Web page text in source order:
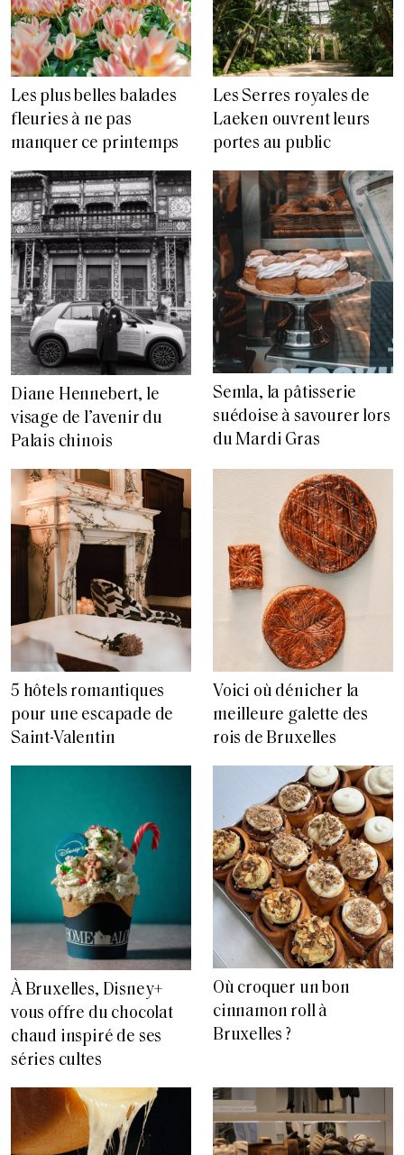
Les plus belles balades
fleuries à ne pas
manquer ce printemps
Les Serres royales de
Laeken ouvrent leurs
portes au public
Diane Hennebert, le
visage de l’avenir du
Palais chinois
Semla, la pâtisserie
suédoise à savourer lors
du Mardi Gras
5 hôtels romantiques
pour une escapade de
Saint-Valentin
Voici où dénicher la
meilleure galette des
rois de Bruxelles
À Bruxelles, Disney+
vous offre du chocolat
chaud inspiré de ses
séries cultes
Où croquer un bon
cinnamon roll à
Bruxelles ?